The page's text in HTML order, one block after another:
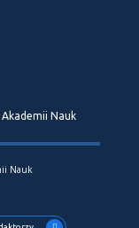
Nauk
Nauk